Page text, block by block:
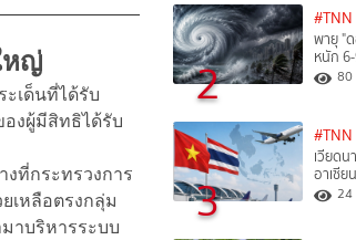
หญ่
เด็นที่ได้รับ
งผู้มีสิทธิได้รับ
ที่กระทรวงการ
เหลือตรงกลุ่ม
าบริหารระบบ
2
#TNN
พายุ "
หนัก
80
3
#TNN
เวียด
อาเซียน
24